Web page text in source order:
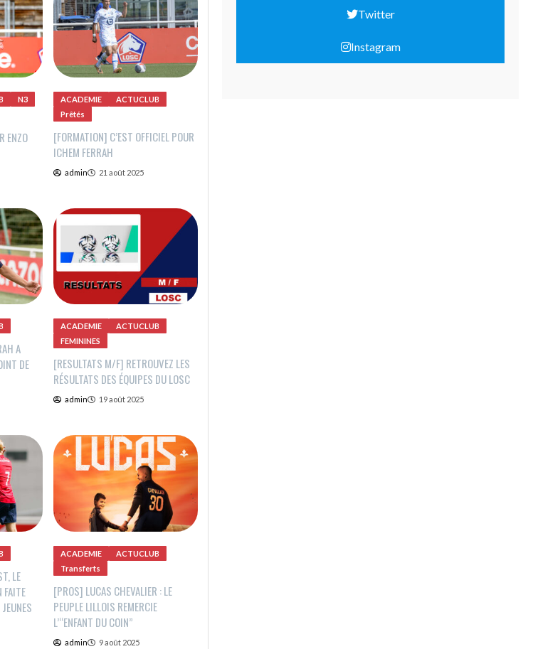
N3
ENZO
ACADEMIE
ACTUCLUB
Prêtés
[FORMATION] C’EST OFFICIEL POUR
ICHEM FERRAH
admin 21 août 2025
A
DE
ACADEMIE
ACTUCLUB
FEMININES
[RESULTATS M/F] RETROUVEZ LES
RÉSULTATS DES ÉQUIPES DU LOSC
admin 19 août 2025
LE
FAITE
ACADEMIE
ACTUCLUB
Transferts
[PROS] LUCAS CHEVALIER : LE
PEUPLE LILLOIS REMERCIE
L’“ENFANT DU COIN”
admin 9 août 2025
Twitter
Instagram